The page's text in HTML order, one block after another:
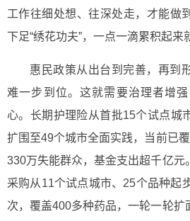
工作往细处想、往深处走，才能做
下足“绣花功夫”，一点一滴累积起来
惠民政策从出台到完善，再到
难一步到位。这就需要治理者增
心。长期护理险从首批15个试点城
扩围至49个城市全面实践，当前已
330万失能群众，基金支出超千亿元
采购从11个试点城市、25个品种起
次，覆盖400多种药品，一轮一轮扩